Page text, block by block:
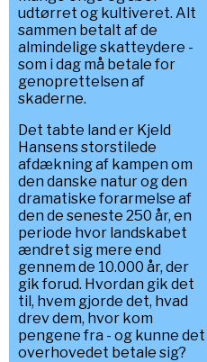
udtørret og kultiveret. Alt
sammen betalt af de
almindelige skatteydere -
som i dag må betale for
genoprettelsen af
skaderne.
Det tabte land er Kjeld
Hansens storstilede
afdækning af kampen om
den danske natur og den
dramatiske forarmelse af
den de seneste 250 år, en
periode hvor landskabet
ændret sig mere end
gennem de 10.000 år, der
gik forud. Hvordan gik det
til, hvem gjorde det, hvad
drev dem, hvor kom
pengene fra - og kunne det
overhovedet betale sig?